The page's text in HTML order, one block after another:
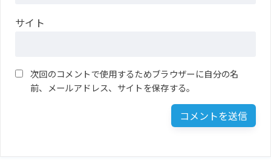
サイト
次回のコメントで使用するためブラウザーに自分の名
前、メールアドレス、サイトを保存する。